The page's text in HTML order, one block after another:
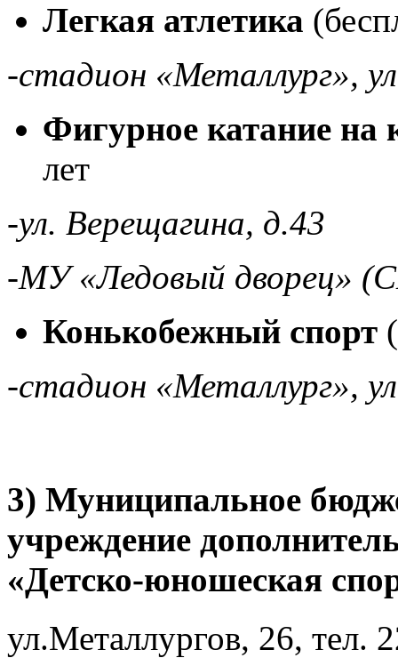
Легкая атлетика
-стадион «Металлург»,
Фигурное катание на
лет
-ул. Верещагина, д.43
-МУ «Ледовый дворец»
Конькобежный спорт
-стадион «Металлург»,
3) Муниципальное
учреждение
«Детско-юношеская
ул.Металлургов, 26, тел.